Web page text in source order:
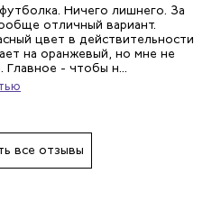
Ничего лишнего. За
отличный вариант.
цвет в действительности
на оранжевый, но мне не
Главное - чтобы н...
все отзывы